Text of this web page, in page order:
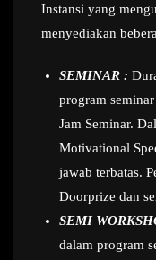
Instansi yang
menyediakan
SEMINAR :
program
Jam Seminar.
Motivational
jawab terbatas.
Doorprize dan
SEMI
dalam program